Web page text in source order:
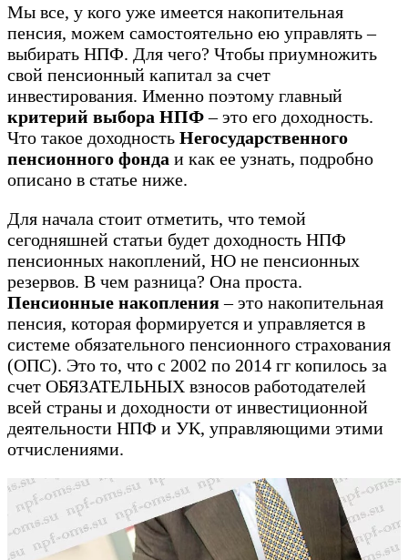
Мы все, у кого уже имеется накопительная
пенсия, можем самостоятельно ею управлять –
выбирать НПФ. Для чего? Чтобы приумножить
свой пенсионный капитал за счет
инвестирования. Именно поэтому главный
критерий выбора НПФ– это его доходность.
Что такое доходность Негосударственного
пенсионного фонда и как ее узнать, подробно
описано в статье ниже.
Для начала стоит отметить, что темой
сегодняшней статьи будет доходность НПФ
пенсионных накоплений, НО не пенсионных
резервов. В чем разница? Она проста.
Пенсионные накопления– это накопительная
пенсия, которая формируется и управляется в
системе обязательного пенсионного страхования
(ОПС). Это то, что с 2002 по 2014 гг копилось за
счет ОБЯЗАТЕЛЬНЫХ взносов работодателей
всей страны и доходности от инвестиционной
деятельности НПФ и УК, управляющими этими
отчислениями.